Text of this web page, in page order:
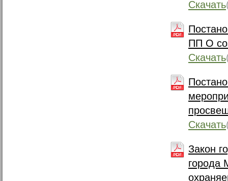
Скачать
ПП О
Скачать
Скачать
Закон
города